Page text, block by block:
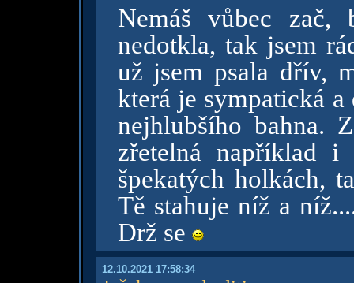
Nemáš vůbec zač,
nedotkla, tak jsem
už jsem psala dřív,
která je sympatická
nejhlubšího bahna.
zřetelná například
špekatých holkách,
Tě stahuje níž a
Drž se
12.10.2021 17:58:34